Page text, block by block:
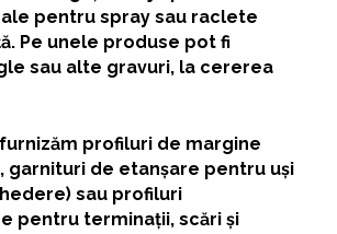
pentru spray sau raclete
Pe unele produse pot fi
sau alte gravuri, la cererea
profiluri de margine
garnituri de etanșare pentru uși
sau profiluri
pentru terminații, scări și